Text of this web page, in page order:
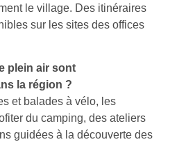
le village. Des itinéraires
sur les sites des offices
plein air sont
la région ?
et balades à vélo, les
du camping, des ateliers
guidées à la découverte des